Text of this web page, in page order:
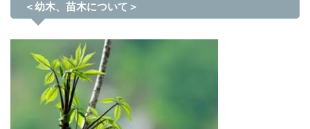
＜幼木、苗木について＞